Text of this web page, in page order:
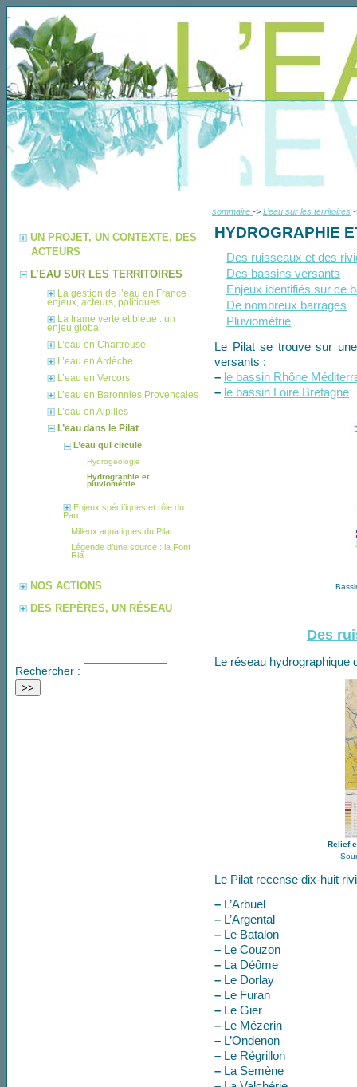
sommaire -> L’eau sur les territoires
HYDROGRAPHIE
Des ruisseaux et des
Des bassins versants
Enjeux identifiés sur ce
De nombreux barrages
Pluviométrie
Le Pilat se trouve sur
versants :
– le bassin Rhône
– le bassin Loire Bretagne
Des
Le réseau hydrographique
Relief
Le Pilat recense dix-huit
– L’Arbuel
– L’Argental
– Le Batalon
– Le Couzon
– La Déôme
– Le Dorlay
– Le Furan
– Le Gier
– Le Mézerin
– L’Ondenon
– Le Régrillon
– La Semène
UN PROJET, UN CONTEXTE, DES
ACTEURS
L’EAU SUR LES TERRITOIRES
La gestion de l’eau en France :
enjeux, acteurs, politiques
La trame verte et bleue : un
enjeu global
L’eau en Chartreuse
L’eau en Ardèche
L’eau en Vercors
L’eau en Baronnies Provençales
L’eau en Alpilles
L’eau dans le Pilat
L’eau qui circule
Hydrogéologie
Hydrographie et
pluviométrie
Enjeux spécifiques et rôle du
Parc
Milieux aquatiques du Pilat
Légende d’une source : la Font
Ria
NOS ACTIONS
DES REPÈRES, UN RÉSEAU
Rechercher :